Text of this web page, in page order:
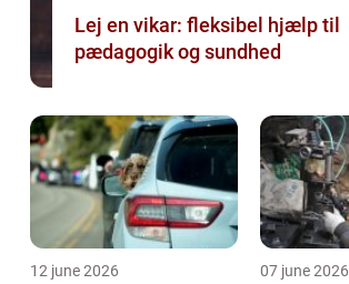
Lej en vikar: fleksibel hjælp til
pædagogik og sundhed
12 june 2026 07 june 2026